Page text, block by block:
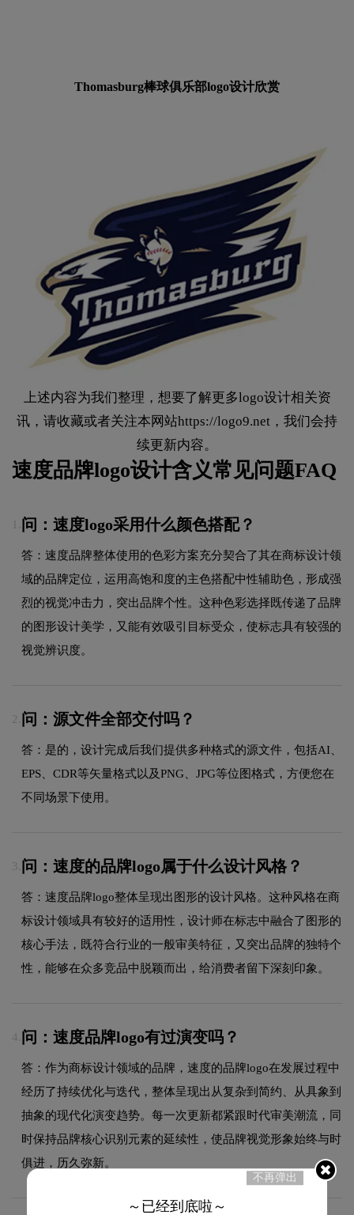
Thomasburg棒球俱乐部logo设计欣赏
上述内容为我们整理，想要了解更多logo设计相关资
讯，请收藏或者关注本网站https://logo9.net ，我们会持
续更新内容。
速度品牌logo设计含义常见问题FAQ
问：速度logo采用什么颜色搭配？
答：速度品牌整体使用的色彩方案充分契合了其在商标设计领
域的品牌定位，运用高饱和度的主色搭配中性辅助色，形成强
烈的视觉冲击力，突出品牌个性。这种色彩选择既传递了品牌
的图形设计美学，又能有效吸引目标受众，使标志具有较强的
视觉辨识度。
2. 问：源文件全部交付吗？
答：是的，设计完成后我们提供多种格式的源文件，包括AI、
EPS、CDR等矢量格式以及PNG、JPG等位图格式，方便您在
不同场景下使用。
3. 问：速度的品牌logo属于什么设计风格？
答：速度品牌logo整体呈现出图形的设计风格。这种风格在商
标设计领域具有较好的适用性，设计师在标志中融合了图形的
核心手法，既符合行业的一般审美特征，又突出品牌的独特个
性，能够在众多竞品中脱颖而出，给消费者留下深刻印象。
4. 问：速度品牌logo有过演变吗？
答：作为商标设计领域的品牌，速度的品牌logo在发展过程中
经历了持续优化与迭代，整体呈现出从复杂到简约、从具象到
抽象的现代化演变趋势。每一次更新都紧跟时代审美潮流，同
时保持品牌核心识别元素的延续性，使品牌视觉形象始终与时
俱进，历久弥新。
不再弹出
～已经到底啦～